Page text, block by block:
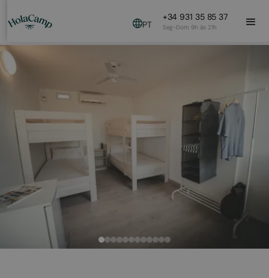
PT
+34 931 35 85 37
Seg-Dom 9h às 21h